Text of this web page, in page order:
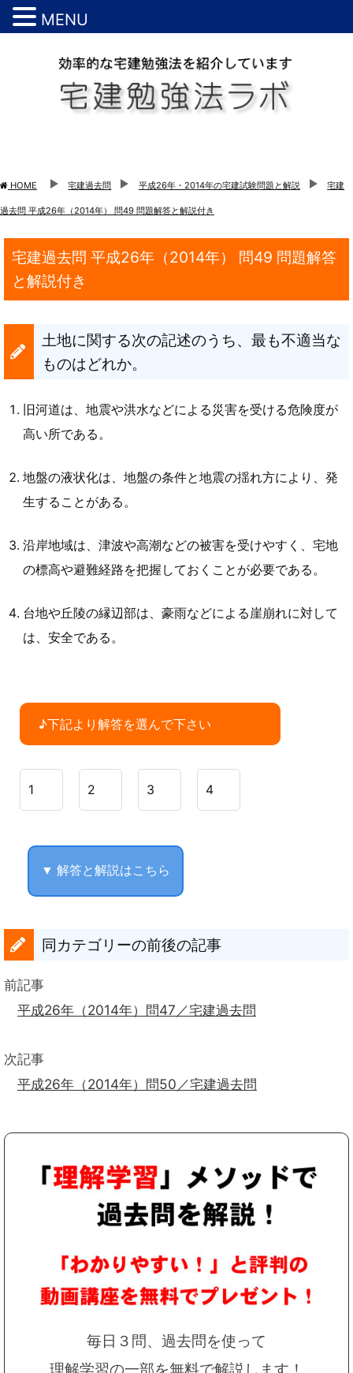
HOME 宅建過去問 平成26年・2014年の宅建試験問題と解説 宅建
過去問 平成26年（2014年） 問49 問題解答と解説付き
宅建過去問 平成26年（2014年） 問49 問題解答
と解説付き
土地に関する次の記述のうち、最も不適当な
ものはどれか。
旧河道は、地震や洪水などによる災害を受ける危険度が
高い所である。
地盤の液状化は、地盤の条件と地震の揺れ方により、発
生することがある。
沿岸地域は、津波や高潮などの被害を受けやすく、宅地
の標高や避難経路を把握しておくことが必要である。
台地や丘陵の縁辺部は、豪雨などによる崖崩れに対して
は、安全である。
♪下記より解答を選んで下さい
1 2 3 4
▼ 解答と解説はこちら
同カテゴリーの前後の記事
前記事
平成26年（2014年）問47／宅建過去問
次記事
平成26年（2014年）問50／宅建過去問
毎日３問、過去問を使って
MENU